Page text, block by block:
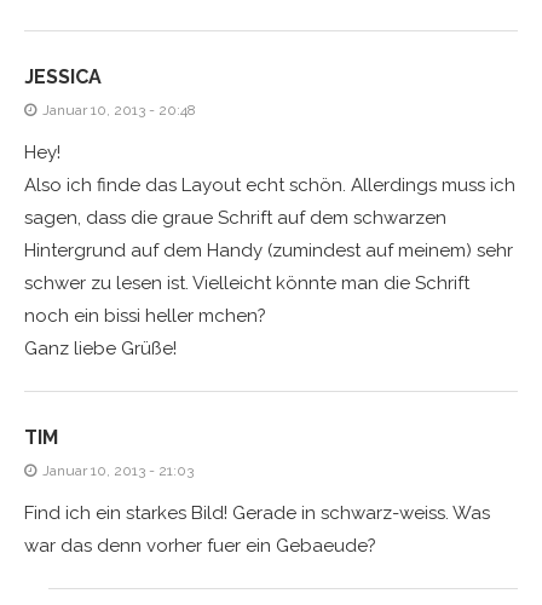
JESSICA
Januar 10, 2013 - 20:48
Hey!
Also ich finde das Layout echt schön. Allerdings muss ich
sagen, dass die graue Schrift auf dem schwarzen
Hintergrund auf dem Handy (zumindest auf meinem) sehr
schwer zu lesen ist. Vielleicht könnte man die Schrift
noch ein bissi heller mchen?
Ganz liebe Grüße!
TIM
Januar 10, 2013 - 21:03
Find ich ein starkes Bild! Gerade in schwarz-weiss. Was
war das denn vorher fuer ein Gebaeude?